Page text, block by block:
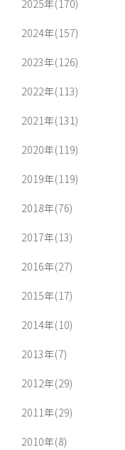
2025年(170)
2024年(157)
2023年(126)
2022年(113)
2021年(131)
2020年(119)
2019年(119)
2018年(76)
2017年(13)
2016年(27)
2015年(17)
2014年(10)
2013年(7)
2012年(29)
2011年(29)
2010年(8)